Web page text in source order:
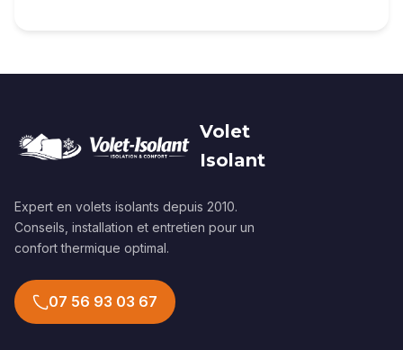
Volet
Isolant
Expert en volets isolants depuis 2010.
Conseils, installation et entretien pour un
confort thermique optimal.
07 56 93 03 67